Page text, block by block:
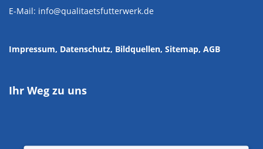
E-Mail: info@qualitaetsfutterwerk.de
Impressum, Datenschutz, Bildquellen, Sitemap, AGB
Ihr Weg zu uns